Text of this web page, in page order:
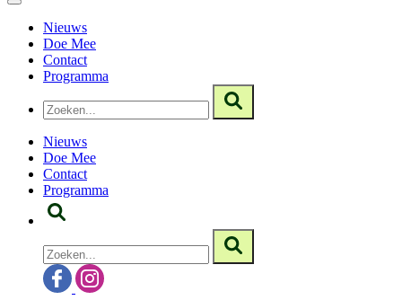
Nieuws
Doe Mee
Contact
Programma
Nieuws
Doe Mee
Contact
Programma